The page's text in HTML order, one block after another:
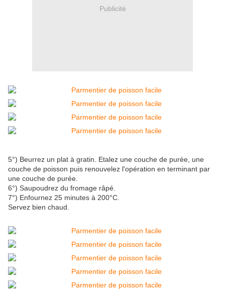
Publicité
5°) Beurrez un plat à gratin. Etalez une couche de purée, une
couche de poisson puis renouvelez l'opération en terminant par
une couche de purée.
6°) Saupoudrez du fromage râpé.
7°) Enfournez 25 minutes à 200°C.
Servez bien chaud.